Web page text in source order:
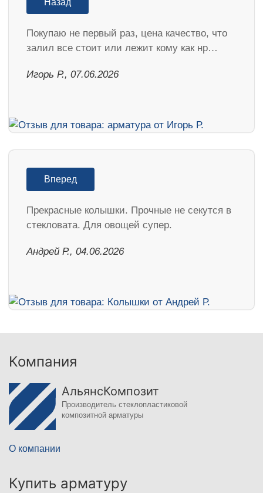
Покупаю не первый раз, цена качество, что
залил все стоит или лежит кому как нр…
Игорь Р., 07.06.2026
Вперед
Прекрасные колышки. Прочные не секутся в
стекловата. Для овощей супер.
Андрей Р., 04.06.2026
Компания
АльянсКомпозит
Производитель стеклопластиковой
композитной арматуры
О компании
Купить арматуру